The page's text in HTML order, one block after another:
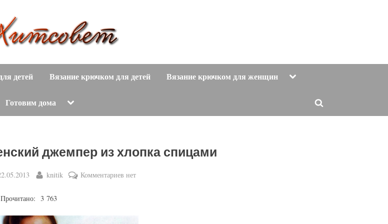
и
т
о
в
е
т
вязание
с
описанием
и
детей Вязание крючком для детей Вязание крючком для женщин Toggle
Готовим дома Toggle
menu
Toggle
джемпер из хлопка спицами
By
knitik Комментариев кнет
Прочитано: 3 763